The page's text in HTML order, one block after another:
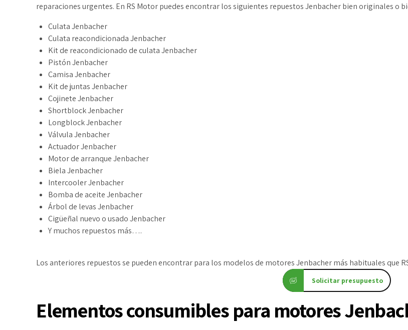
reparaciones urgentes. En RS Motor puedes encontrar los siguientes repuestos Jenbacher bien originales o
Culata Jenbacher
Culata reacondicionada Jenbacher
Kit de reacondicionado de culata Jenbacher
Pistón Jenbacher
Camisa Jenbacher
Kit de juntas Jenbacher
Cojinete Jenbacher
Shortblock Jenbacher
Longblock Jenbacher
Válvula Jenbacher
Actuador Jenbacher
Motor de arranque Jenbacher
Biela Jenbacher
Intercooler Jenbacher
Bomba de aceite Jenbacher
Árbol de levas Jenbacher
Cigüeñal nuevo o usado Jenbacher
Y muchos repuestos más….
Los anteriores repuestos se pueden encontrar para los modelos de motores Jenbacher más habituales que
Solicitar presupuesto
Elementos consumibles para motores